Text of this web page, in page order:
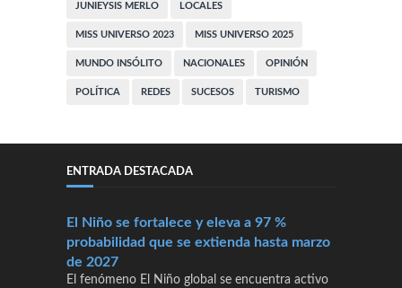
JUNIEYSIS MERLO LOCALES
MISS UNIVERSO 2023 MISS UNIVERSO 2025
MUNDO INSÓLITO NACIONALES OPINIÓN
POLÍTICA REDES SUCESOS TURISMO
ENTRADA DESTACADA
El Niño se fortalece y eleva a 97 %
probabilidad que se extienda hasta marzo
de 2027
El fenómeno El Niño global se encuentra activo